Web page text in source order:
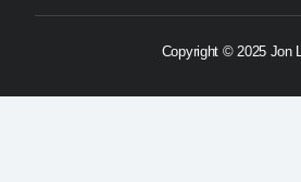
Copyright © 2025 Jon